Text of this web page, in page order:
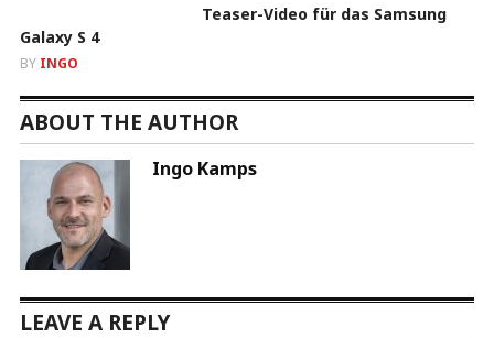
Teaser-Video für das Samsung
Galaxy S 4
BY INGO
ABOUT THE AUTHOR
Ingo Kamps
LEAVE A REPLY